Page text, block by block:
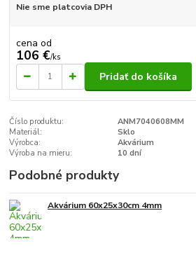
Nie sme platcovia DPH
cena od
106 €/ks
Pridať do košíka
Číslo produktu:
ANM7040608MM
Materiál:
Sklo
Výrobca:
Akvárium
Výroba na mieru:
10 dní
Podobné produkty
Akvárium 60x25x30cm 4mm